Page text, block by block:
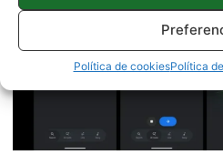
Política de cookiesPolítica